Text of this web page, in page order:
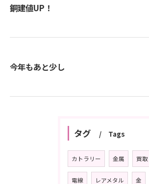
銅建値UP！
今年もあと少し
タグ Tags
カトラリー 金属 買取
電線 レアメタル 金